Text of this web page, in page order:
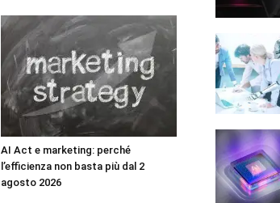
AI Act e marketing: perché
l’efficienza non basta più dal 2
agosto 2026